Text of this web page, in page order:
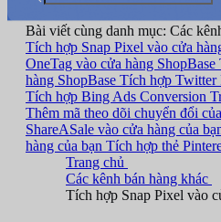
Bài viết cùng danh mục: Các
Tích hợp Snap Pixel vào cửa
OneTag vào cửa hàng ShopBase
hàng ShopBase Tích hợp Twitter
Tích hợp Bing Ads Conversion
Thêm mã theo dõi chuyển đổi
ShareASale vào cửa hàng của
hàng của bạn Tích hợp thẻ
Trang chủ
Các kênh bán hàng khác
Tích hợp Snap Pixel vào